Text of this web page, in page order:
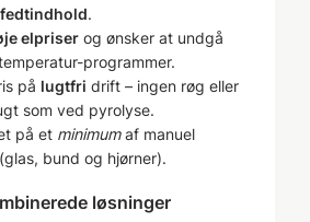
.
elpriser og ønsker at undgå
programmer.
på lugtfri drift – ingen røg eller
som ved pyrolyse.
på et minimumaf manuel
bund og hjørner).
løsninger